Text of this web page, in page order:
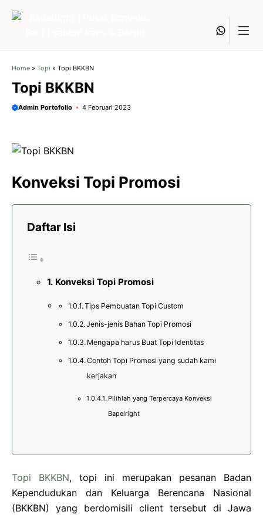
Home » Topi » Topi BKKBN
Topi BKKBN
Admin Portofolio 4 Februari 2023
Konveksi Topi Promosi
Daftar Isi
Konveksi Topi Promosi
Tips Pembuatan Topi Custom
Jenis-jenis Bahan Topi Promosi
Mengapa harus Buat Topi Identitas
Contoh Topi Promosi yang sudah kami
kerjakan
Pilihlah yang Terpercaya Konveksi
Bapelright
Topi BKKBN, topi ini merupakan pesanan Badan
Kependudukan dan Keluarga Berencana Nasional
(BKKBN) yang berdomisili client tersebut di Jawa